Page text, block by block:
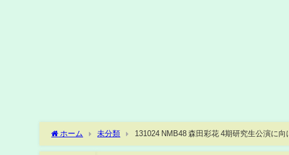
ホーム 未分類 131024 NMB48 森田彩花 4期研究生公演に向